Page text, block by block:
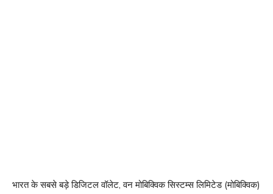
भारत के सबसे बड़े डिजिटल वॉलेट, वन मोबिक्विक सिस्टम्स लिमिटेड (मोबिक्विक)